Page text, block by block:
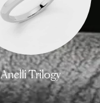
Anelli Trilogy